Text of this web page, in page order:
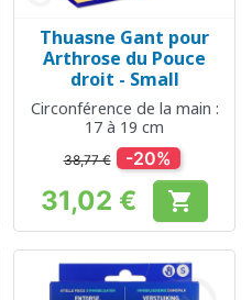
Thuasne Gant pour
Arthrose du Pouce
droit - Small
Circonférence de la main :
17 à 19 cm
38,77 € -20%
Prix
31,02 € 